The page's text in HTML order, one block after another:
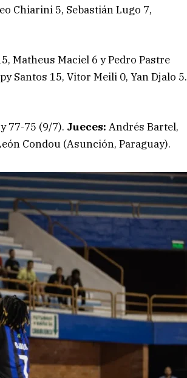
Chiarini 5, Sebastián Lugo 7,
Matheus Maciel 6 y Pedro Pastre
Santos 15, Vitor Meili 0, Yan Djalo 5.
77-75 (9/7). Jueces:Andrés Bartel,
Condou (Asunción, Paraguay).